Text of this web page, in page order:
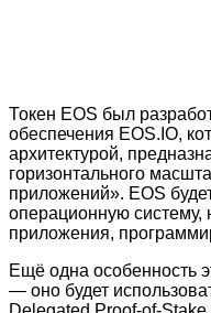
Токен EOS был
обеспечения EOS.IO,
архитектурой,
горизонтального
приложений». EOS
операционную систему,
приложения,
Ещё одна особенность
— оно будет